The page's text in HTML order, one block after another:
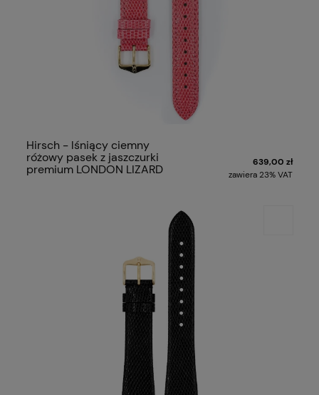
Hirsch - lśniący ciemny
różowy pasek z jaszczurki
premium LONDON LIZARD
639,00 zł
zawiera 23% VAT